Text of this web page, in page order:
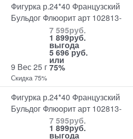
Фигурка р.24*40 Французский
Бульдог Флюорит арт 102813-
9 Вес 25 г
7 595руб.
1 899руб.
выгода
5 696 руб.
или
75%
Скидка 75%
Фигурка р.24*40 Французский
Бульдог Флюорит арт 102813-
7 595руб.
1 899руб.
выгода